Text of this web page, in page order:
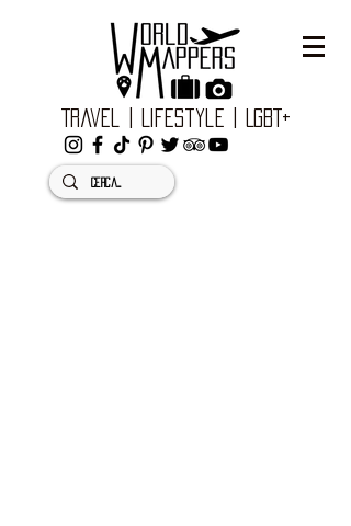
Travel | Lifestyle | LGBT+